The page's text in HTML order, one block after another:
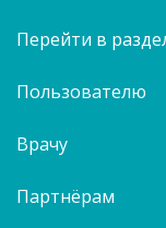
Перейти в
Пользователю
Врачу
Партнёрам